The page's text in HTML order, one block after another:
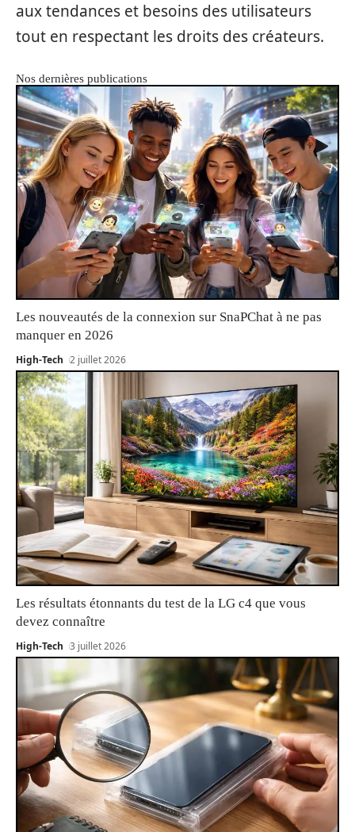
aux tendances et besoins des utilisateurs
tout en respectant les droits des créateurs.
Nos dernières publications
Les nouveautés de la connexion sur SnaPChat à ne pas
manquer en 2026
High-Tech 2 juillet 2026
Les résultats étonnants du test de la LG c4 que vous
devez connaître
High-Tech 3 juillet 2026